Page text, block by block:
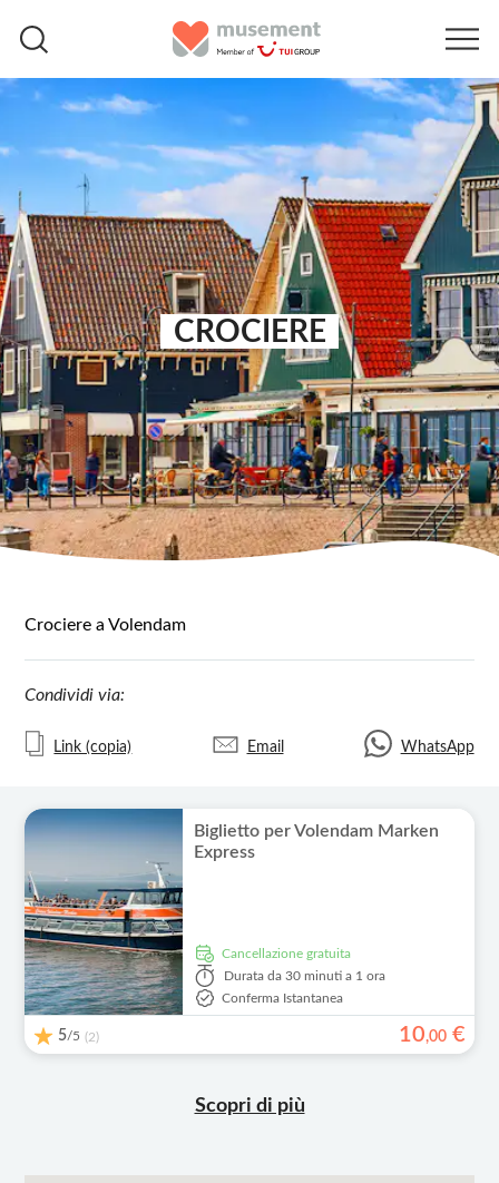
CROCIERE
Crociere a Volendam
Condividi via:
Link (copia) Email WhatsApp
Biglietto per Volendam Marken
Express
Cancellazione gratuita
Durata da 30 minuti a 1 ora
Conferma Istantanea
5/5 (2) 10,00 €
Scopri di più